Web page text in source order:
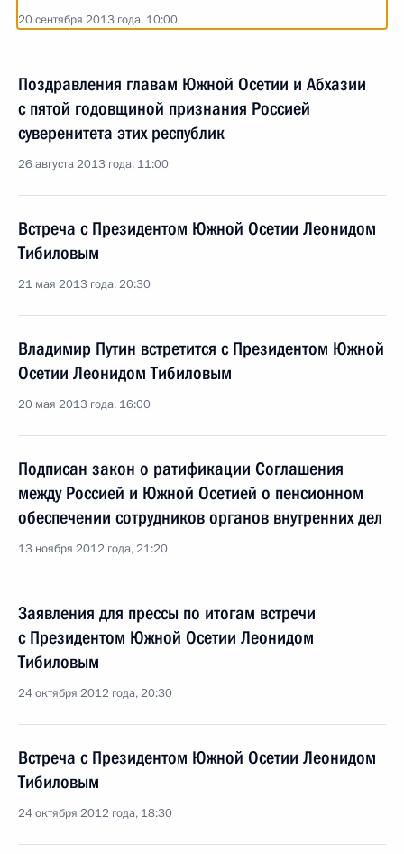
20 сентября 2013 года, 10:00
Поздравления главам Южной Осетии и Абхазии
с пятой годовщиной признания Россией
суверенитета этих республик
26 августа 2013 года, 11:00
Встреча с Президентом Южной Осетии Леонидом
Тибиловым
21 мая 2013 года, 20:30
Владимир Путин встретится с Президентом Южной
Осетии Леонидом Тибиловым
20 мая 2013 года, 16:00
Подписан закон о ратификации Соглашения
между Россией и Южной Осетией о пенсионном
обеспечении сотрудников органов внутренних дел
13 ноября 2012 года, 21:20
Заявления для прессы по итогам встречи
с Президентом Южной Осетии Леонидом
Тибиловым
24 октября 2012 года, 20:30
Встреча с Президентом Южной Осетии Леонидом
Тибиловым
24 октября 2012 года, 18:30